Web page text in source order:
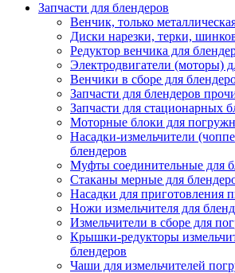
Запчасти для блендеров
Венчик, только
Диски нарезки, терки,
Редуктор венчика для
Электродвигатели (моторы)
Венчики в сборе для
Запчасти для блендеров
Запчасти для стационарных
Моторные блоки для
Насадки-измельчители
блендеров
Муфты соединительные для
Стаканы мерные для
Насадки для приготовления
Ножи измельчителя для
Измельчители в сборе для
Крышки-редукторы
блендеров
Чаши для измельчителей